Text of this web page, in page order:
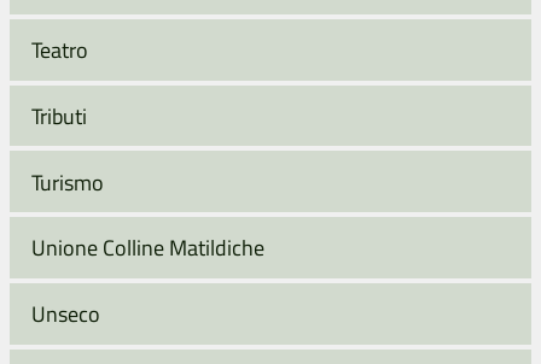
Teatro
Tributi
Turismo
Unione Colline Matildiche
Unseco